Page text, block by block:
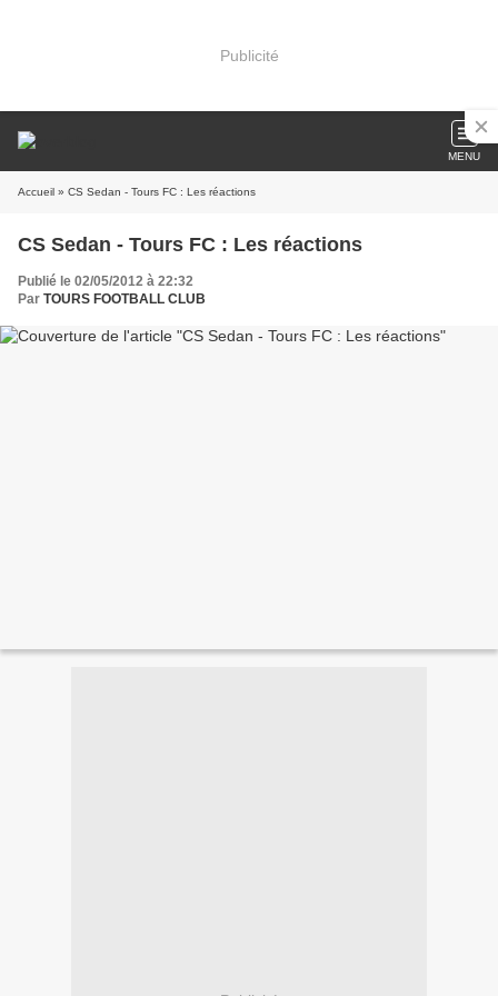
Publicité
MENU
Accueil » CS Sedan - Tours FC : Les réactions
CS Sedan - Tours FC : Les réactions
Publié le 02/05/2012 à 22:32
Par TOURS FOOTBALL CLUB